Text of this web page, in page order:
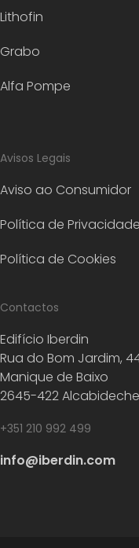
Lithofin
Grabo
Alfa Pompe
Avisos Legais
Aviso ao Consumidor
Política de Privacidade
Política de Cookies
Contactos
Edifício Iberdin
Rua do Bom Jardim,
Manique de Baixo
2645-422
+351 210 992 499
info@iberdin.com